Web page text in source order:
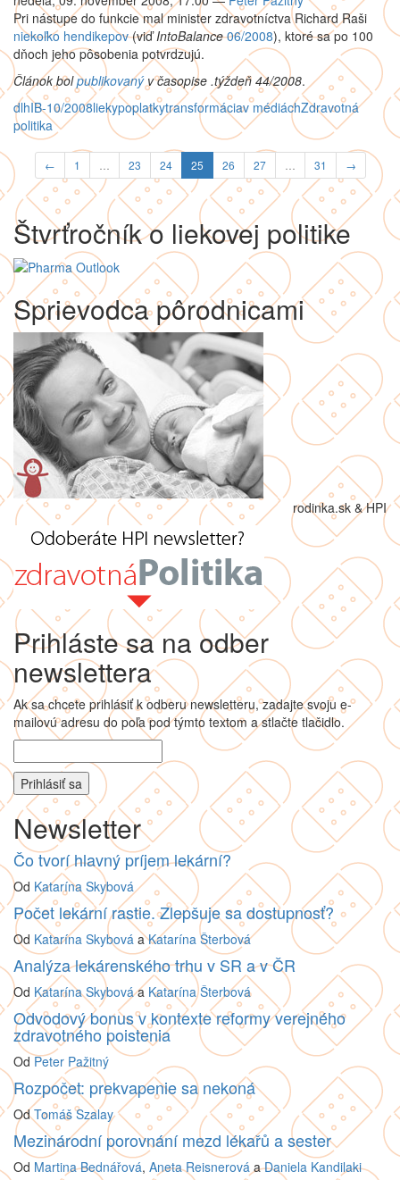
Pri nástupe do funkcie mal minister zdravotníctva Richard Raši
niekoľko hendikepov(viďIntoBalance 06/2008), ktoré sa po 100
dňoch jeho pôsobenia potvrdzujú.
Článok bolpublikovanýv časopise .týždeň 44/2008.
dlhIB-10/2008liekypoplatkytransformáciav médiáchZdravotná
politika
← 1 23 24 25 26 27 31 →
Štvrťročník o liekovej politike
Sprievodca pôrodnicami
rodinka.sk & HPI
Prihláste sa na odber
newslettera
Ak sa chcete prihlásiť k odberu newsletteru, zadajte svoju e-
mailovú adresu do poľa pod týmto textom a stlačte tlačidlo.
Newsletter
Čo tvorí hlavný príjem lekární?
Od Katarína Skybová
Počet lekární rastie. Zlepšuje sa dostupnosť?
Od Katarína Skybová aKatarína Šterbová
Analýza lekárenského trhu v SR a v ČR
Od Katarína Skybováa Katarína Šterbová
Odvodový bonus v kontexte reformy verejného
zdravotného poistenia
OdPeter Pažitný
Rozpočet: prekvapenie sa nekoná
OdTomáš Szalay
Mezinárodní porovnání mezd lékařů a sester
Od Martina Bednářová, Aneta ReisnerováaDaniela Kandilaki